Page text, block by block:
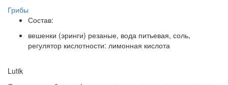
Грибы
Состав:
вешенки (эринги) резаные, вода питьевая, соль,
регулятор кислотности: лимонная кислота
Lutik